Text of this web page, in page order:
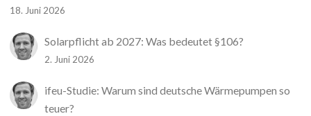
18. Juni 2026
Solarpflicht ab 2027: Was bedeutet §106?
2. Juni 2026
ifeu-Studie: Warum sind deutsche Wärmepumpen so
teuer?